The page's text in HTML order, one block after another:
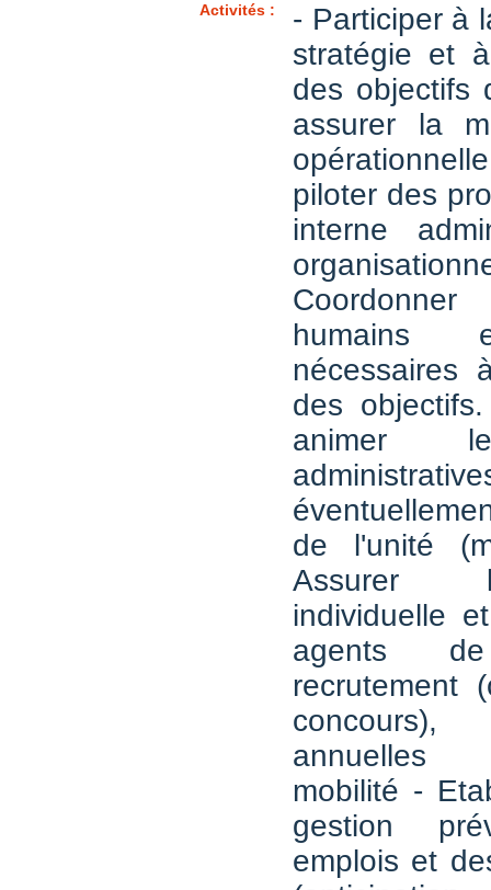
Activités :
- Participer à
stratégie et
des objectifs
assurer la
piloter des
interne
humains
nécessaires
des
animer
de l'unité
Assurer
individuelle
agents
recrutement
concours),
annuelles
mobilité -
gestion
emplois et